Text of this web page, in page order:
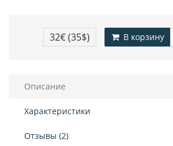
32€(35$) В корзину
Описание
Характеристики
Отзывы (2)